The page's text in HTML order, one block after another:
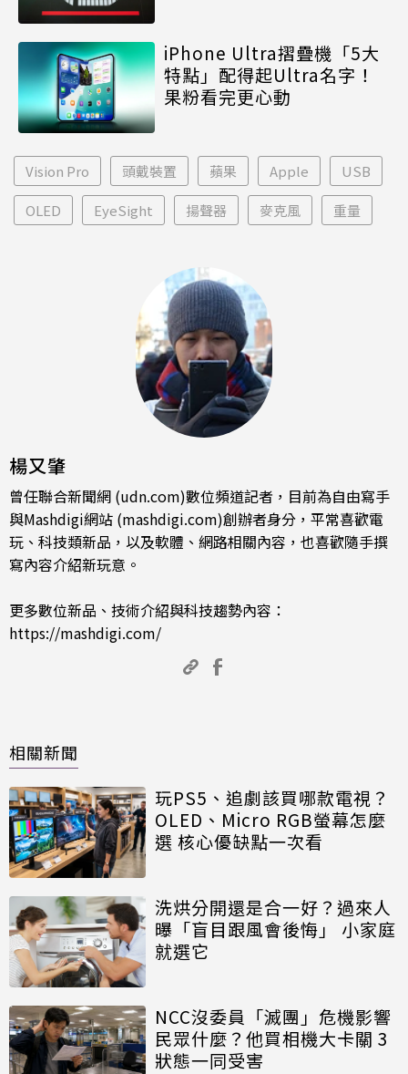
iPhone Ultra摺疊機「5大
特點」配得起Ultra名字！
果粉看完更心動
Vision Pro 頭戴裝置 蘋果 Apple USB
OLED EyeSight 揚聲器 麥克風 重量
楊又肇
曾任聯合新聞網 (udn.com)數位頻道記者，目前為自由寫手
與Mashdigi網站 (mashdigi.com)創辦者身分，平常喜歡電
玩、科技類新品，以及軟體、網路相關內容，也喜歡隨手撰
寫內容介紹新玩意。
更多數位新品、技術介紹與科技趨勢內容：
https://mashdigi.com/
相關新聞
玩PS5、追劇該買哪款電視？
OLED、Micro RGB螢幕怎麼
選 核心優缺點一次看
洗烘分開還是合一好？過來人
曝「盲目跟風會後悔」 小家庭
就選它
NCC沒委員「滅團」危機影響
民眾什麼？他買相機大卡關 3
狀態一同受害